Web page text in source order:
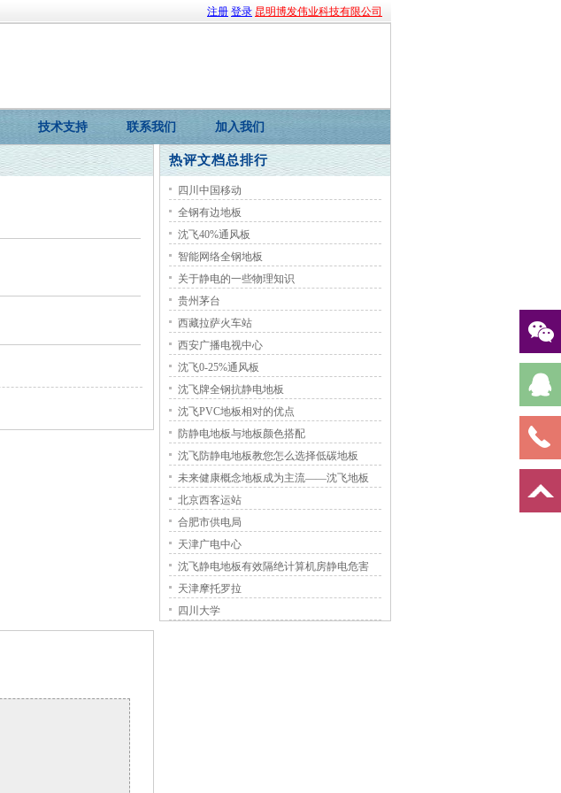
注册 登录 昆明博发伟业科技有限公司
技术支持 联系我们 加入我们
热评文档总排行
四川中国移动
全钢有边地板
沈飞40%通风板
智能网络全钢地板
关于静电的一些物理知识
贵州茅台
西藏拉萨火车站
西安广播电视中心
沈飞0-25%通风板
沈飞牌全钢抗静电地板
沈飞PVC地板相对的优点
防静电地板与地板颜色搭配
沈飞防静电地板教您怎么选择低碳地板
未来健康概念地板成为主流——沈飞地板
北京西客运站
合肥市供电局
天津广电中心
沈飞静电地板有效隔绝计算机房静电危害
天津摩托罗拉
四川大学